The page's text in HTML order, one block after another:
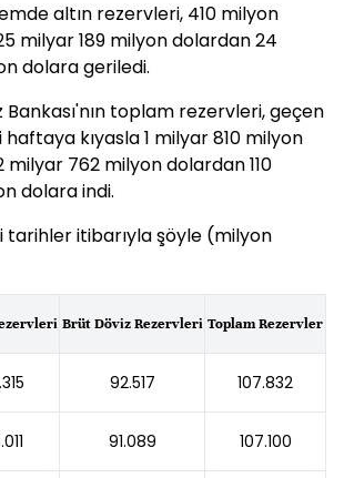
altın rezervleri, 410 milyon
milyar 189 milyon dolardan 24
dolara geriledi.
toplam rezervleri, geçen
kıyasla 1 milyar 810 milyon
milyar 762 milyon dolardan 110
dolara indi.
tarihler itibarıyla şöyle (milyon
Brüt Döviz Rezervleri Toplam Rezervler
92.517 107.832
91.089 107.100